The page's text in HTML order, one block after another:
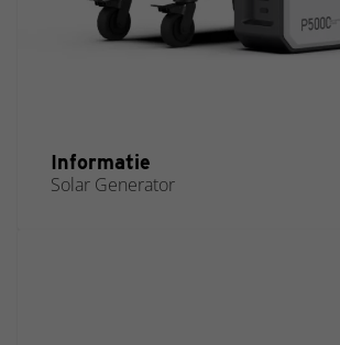
Informatie
Solar Generator